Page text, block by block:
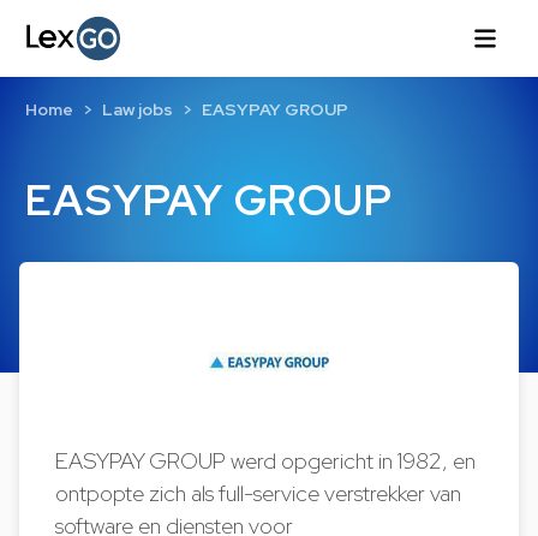
EASYPAY GROUP
Home Law jobs EASYPAY GROUP
EASYPAY GROUP werd opgericht in 1982, en
ontpopte zich als full-service verstrekker van
software en diensten voor